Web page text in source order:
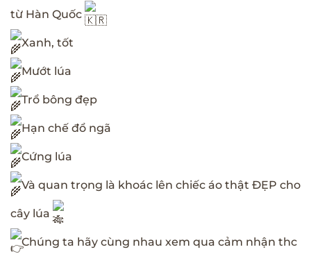
từ Hàn Quốc
Xanh, tốt
Mướt lúa
Trổ bông đẹp
Hạn chế đổ ngã
Cứng lúa
Và quan trọng là khoác lên chiếc áo thật ĐẸP cho
cây lúa
Chúng ta hãy cùng nhau xem qua cảm nhận thc